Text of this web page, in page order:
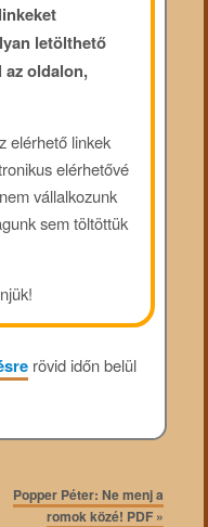
letölthető
az oldalon,
elérhető linkek
elérhetővé
vállalkozunk
sem töltöttük
rövid időn belül
Popper Péter: Ne menj a
romok közé! PDF »